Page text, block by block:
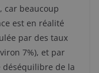
car beaucoup
est en réalité
par des taux
7%), et par
déséquilibre de la